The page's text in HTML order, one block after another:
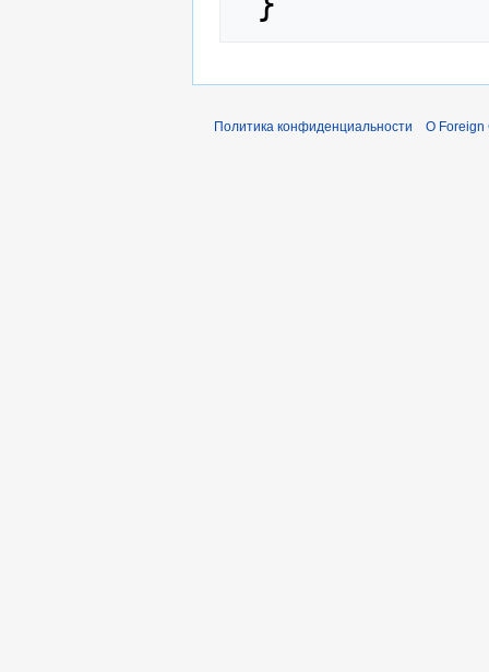
Политика конфиденциальности О Foreign